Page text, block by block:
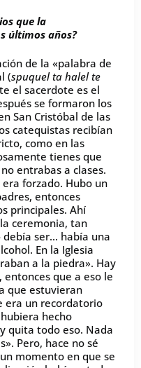
que la
últimos años?
de la «palabra de
(spuquel ta halel te
el sacerdote es el
se formaron los
San Cristóbal de las
catequistas recibían
como en las
tienes que
entrabas a clases.
forzado. Hubo un
entonces
principales. Ahí
ceremonia, tan
debía ser… había una
En la Iglesia
a la piedra». Hay
que a eso le
que estuvieran
era un recordatorio
hecho
quita todo eso. Nada
Pero, hace no sé
momento en que se